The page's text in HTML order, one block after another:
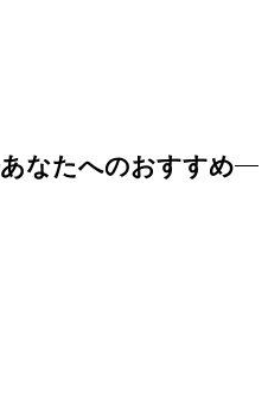
あなたへのおすすめ